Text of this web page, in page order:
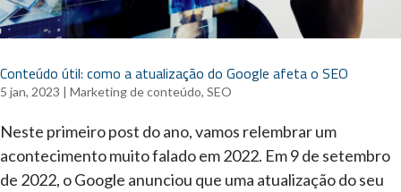
Conteúdo útil: como a atualização do Google afeta o SEO
5 jan, 2023 | Marketing de conteúdo, SEO
Neste primeiro post do ano, vamos relembrar um
acontecimento muito falado em 2022. Em 9 de setembro
de 2022, o Google anunciou que uma atualização do seu